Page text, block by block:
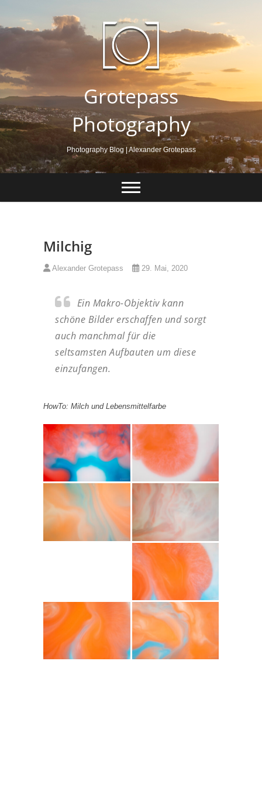
content
Grotepass
Photography
Photography Blog | Alexander Grotepass
Milchig
Alexander Grotepass 29. Mai, 2020
Ein Makro-Objektiv kann
schöne Bilder erschaffen und sorgt
auch manchmal für die
seltsamsten Aufbauten um diese
einzufangen.
HowTo: Milch und Lebensmittelfarbe